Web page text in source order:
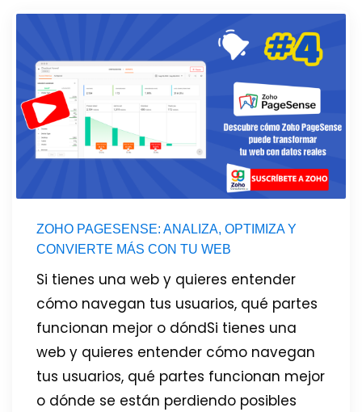
ZOHO PAGESENSE: ANALIZA, OPTIMIZA Y
CONVIERTE MÁS CON TU WEB
Si tienes una web y quieres entender
cómo navegan tus usuarios, qué partes
funcionan mejor o dóndSi tienes una
web y quieres entender cómo navegan
tus usuarios, qué partes funcionan mejor
o dónde se están perdiendo posibles